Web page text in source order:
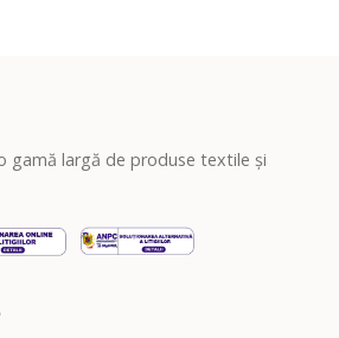
gamă largă de produse textile și